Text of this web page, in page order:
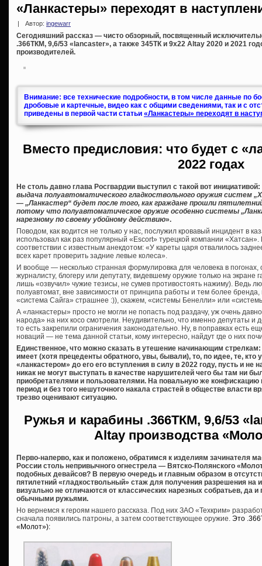
«Ланкастеры» переходят в
| Автор: ingewarr
Сегодняшний рассказ — чисто обзорный, посвященный
.366ТКМ, 9,6/53 «lancaster», а также 345ТК и 9х22 Altay 2020 и 2021
производителей.
Внимание: все технические подробности, в том числе данные по
дробовые и картечные, видео как с общими сведениями, так и с
приведены в первой части статьи «Ланкастеры» переходят в
Вместо предисловия: что будет с
2022 годах
Не столь давно глава Росгвардии выступил с такой вот инициативой:
выдача полуавтоматического гладкоствольного оружия систем
— „Ланкастер“ будет после того, как граждане прошли
потому что полуавтоматическое оружие особенно системы
нарезному по своему убойному действию».
Поводом, как водится не только у нас, послужил кровавый инцидент в
использовал как раз популярный «Escort» турецкой компании «Хатсан».
соответствии с известным анекдотом: «У кареты царя отвалилось
всех карет проверить задние левые колеса».
И вообще — несколько странная формулировка для человека в
журналисту, блогеру или депутату, видевшему оружие только на экране
лишь «озвучил» чужие тезисы, не сумев противостоять нажиму). Ведь
полуавтомат, вне зависимости от принципа работы и тем более
«система Сайга» страшнее :)), скажем, «системы Бенелли» или
А «ланкастеры» просто не могли не попасть под раздачу, уж очень
народа» на них косо смотрели. Неудивительно, что именно депутаты и
то есть закрепили ограничения законодательно. Ну, в поправках есть
новаций — не тема данной статьи, кому интересно, найдут где о них
Единственное, что можно сказать в утешение начинающим
имеет (хотя прецеденты обратного, увы, бывали), то, по идее, те, кто
«ланкастером» до его его вступления в силу в 2022 году, пусть и не
никак не могут выступать в качестве нарушителей чего бы там ни
приобретателями и пользователями. На повальную же конфискацию
период и без того нешуточного накала страстей в обществе власти
трезво оценивают ситуацию.
Ружья и карабины .366ТКМ, 9,6/53
Altay производства
Перво-наперво, как и положено, обратимся к изделиям зачинателя
России столь непривычного огнестрела — Вятско-Полянского
подобных девайсов? В первую очередь и главным образом в
пятилетний «гладкоствольный» стаж для получения разрешения на
визуально не отличаются от классических нарезных собратьев, да
обычными ружьями.
Но вернемся к героям нашего рассказа. Под них ЗАО «Техкрим»
сначала появились патроны, а затем соответствующее оружие. Это
«Молот»):